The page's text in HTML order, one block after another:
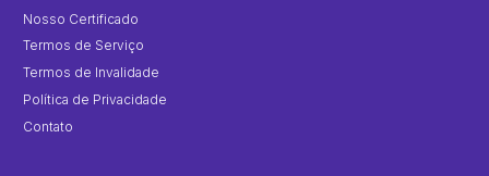
Nosso Certificado
Termos de Serviço
Termos de Invalidade
Política de Privacidade
Contato